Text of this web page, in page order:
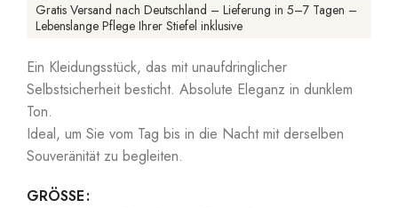
Gratis Versand nach Deutschland – Lieferung in 5–7 Tagen –
Lebenslange Pflege Ihrer Stiefel inklusive
Ein Kleidungsstück, das mit unaufdringlicher
Selbstsicherheit besticht. Absolute Eleganz in dunklem
Ton.
Ideal, um Sie vom Tag bis in die Nacht mit derselben
Souveränität zu begleiten.
GRÖSSE